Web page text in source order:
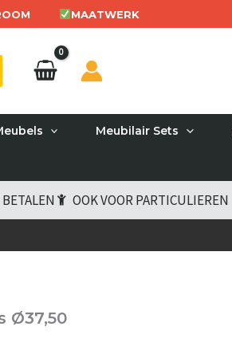
MAATWERK
Meubilair Sets
OOK VOOR PARTICULIEREN
Ø37,50